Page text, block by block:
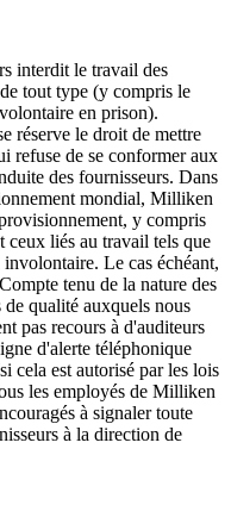
interdit le travail des
tout type (y compris le
en prison).
réserve le droit de mettre
refuse de se conformer aux
des fournisseurs. Dans
mondial, Milliken
y compris
ceux liés au travail tels que
Le cas échéant,
tenu de la nature des
qualité auxquels nous
pas recours à d'auditeurs
d'alerte téléphonique
cela est autorisé par les lois
les employés de Milliken
à signaler toute
à la direction de